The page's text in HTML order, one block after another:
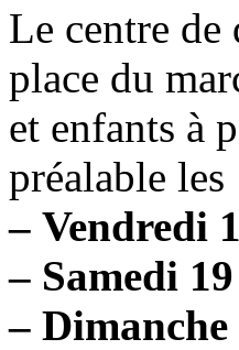
Le centre de
place du
et enfants à
préalable les
– Vendredi
– Samedi
– Dimanche